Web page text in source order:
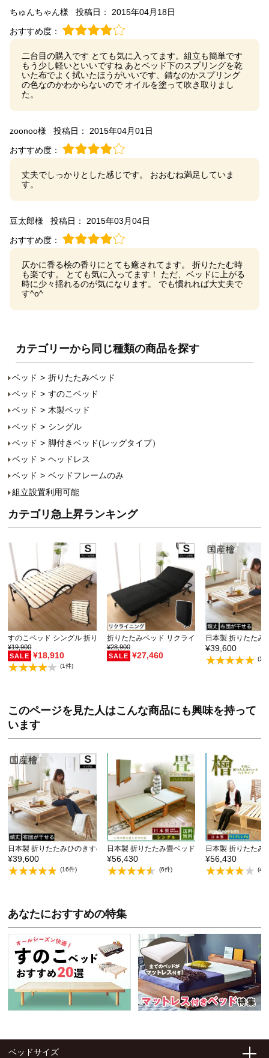
ちゅんちゃん様
投稿日： 2015年04月18日
おすすめ度：
二台目の購入です とても気に入ってます。組立も簡単です
もう少し軽いといいですね あとベッド下のスプリングを乾
いた布でよく拭いたほうがいいです、錆なのかスプリング
の色なのかわからないので オイルを塗って吹き取りまし
た。
zoonoo様
投稿日： 2015年04月01日
おすすめ度：
丈夫でしっかりとした感じです。 おおむね満足していま
す。
豆太郎様
投稿日： 2015年03月04日
おすすめ度：
仄かに香る桧の香りにとても癒されてます。 折りたたむ時
も楽です。 とても気に入ってます！ ただ、ベッドに上がる
時に少々揺れるのが気になります。 でも慣れれば大丈夫で
す^o^
カテゴリーから同じ種類の商品を探す
ベッド
折りたたみベッド
ベッド
すのこベッド
ベッド
木製ベッド
ベッド
シングル
ベッド
脚付きベッド(レッグタイプ）
ベッド
ヘッドレス
ベッド
ベッドフレームのみ
組立設置利用可能
カテゴリ急上昇ランキング
すのこベッド シングル 折りたたみ キャスター付き 収…
¥19,900
¥18,910
(1件)
折りたたみベッド リクライニングベッド シング
¥28,900
¥27,460
日本製 折りたた
¥39,600
(16
このページを見た人はこんな商品にも興味を持って
います
日本製 折りたたみひのきすのこベッド シングルベッド …
¥39,600
(16件)
日本製 折りたたみ畳ベッドハイタイプ い草の香
¥56,430
(6件)
日本製 折りたた
¥56,430
(4
あなたにおすすめの特集
ベッドサイズ